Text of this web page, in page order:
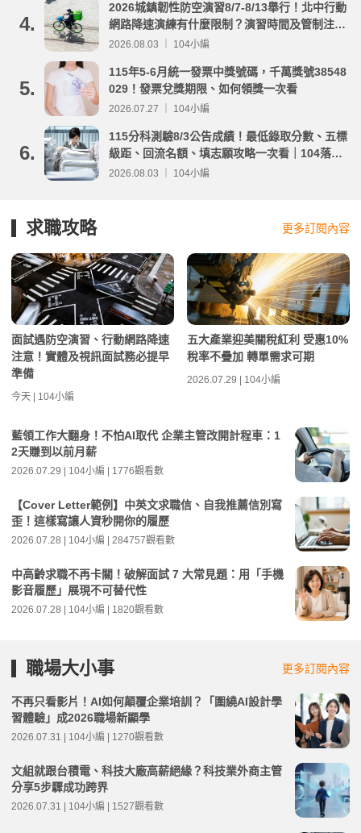
4.
2026城鎮韌性防空演習8/7-8/13舉行！北中行動
網路降速演練有什麼限制？演習時間及管制注意
事項整理
2026.08.03 ｜ 104小編
5.
115年5-6月統一發票中獎號碼，千萬獎號38548
029！發票兌獎期限、如何領獎一次看
2026.07.27 ｜ 104小編
6.
115分科測驗8/3公告成績！最低錄取分數、五標
級距、回流名額、填志願攻略一次看｜104落點
分析
2026.08.03 ｜ 104小編
求職攻略 更多訂閱內容
面試遇防空演習、行動網路降速
注意！實體及視訊面試務必提早
準備
今天 | 104小編
五大產業迎美關稅紅利 受惠10%
稅率不疊加 轉單需求可期
2026.07.29 | 104小編
藍領工作大翻身！不怕AI取代 企業主管改開計程車：1
2天賺到以前月薪
2026.07.29 | 104小編 | 1776觀看數
【Cover Letter範例】中英文求職信、自我推薦信別寫
歪！這樣寫讓人資秒開你的履歷
2026.07.28 | 104小編 | 284757觀看數
中高齡求職不再卡關！破解面試 7 大常見題：用「手機
影音履歷」展現不可替代性
2026.07.28 | 104小編 | 1820觀看數
職場大小事 更多訂閱內容
不再只看影片！AI如何顛覆企業培訓？「圍繞AI設計學
習體驗」成2026職場新顯學
2026.07.31 | 104小編 | 1270觀看數
文組就跟台積電、科技大廠高薪絕緣？科技業外商主管
分享5步驟成功跨界
2026.07.31 | 104小編 | 1527觀看數